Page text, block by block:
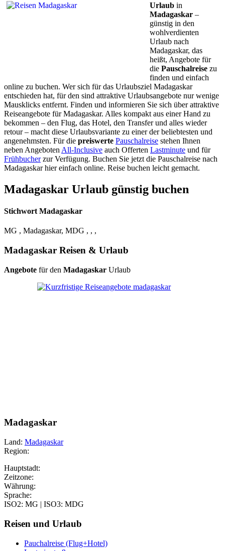
Urlaub in
Madagaskar –
günstig in den
wohlverdienten
Urlaub nach
Madagaskar, das
heißt, Angebote für
die Pauschalreise zu
finden und einfach
online zu buchen. Wer sich für das Urlaubsziel Madagaskar
entschieden hat, für den sind attraktive Urlaubsangebote nur wenige
Mausklicks entfernt. Finden und informieren Sie sich über attraktive
Reiseangebote für Madagaskar. Alles kompakt aus einer Hand zu
bekommen – den Flug, das Hotel, den Transfer und alles wieder
retour – macht diese Urlaubsvariante zu einer der beliebtesten und
angenehmsten. Für die preiswerte Pauschalreise stehen Ihnen
neben Angeboten All-Inclusive auch Offerten Lastminute und für
Frühbucherzur Verfügung. Buchen Sie jetzt die Pauschalreise nach
Madagaskar hier einfach online. Reise buchen leicht gemacht.
Madagaskar Urlaub günstig buchen
Stichwort Madagaskar
MG , Madagaskar, MDG , , ,
Madagaskar Reisen & Urlaub
Angebote für den Madagaskar Urlaub
Madagaskar
Land: Madagaskar
Region:
Hauptstadt:
Zeitzone:
Währung:
Sprache:
ISO2: MG | ISO3: MDG
Reisen und Urlaub
Pauchalreise (Flug+Hotel)